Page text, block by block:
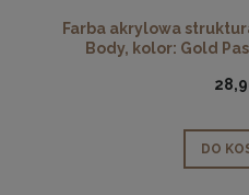
Farba akrylowa
Body, kolor: Gold
DO